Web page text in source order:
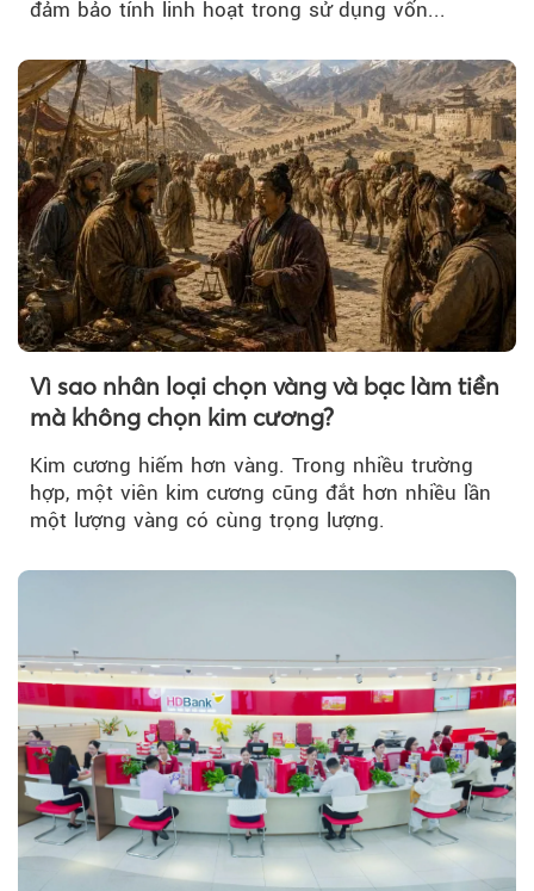
đảm bảo tính linh hoạt trong sử dụng vốn...
Vì sao nhân loại chọn vàng và bạc làm tiền
mà không chọn kim cương?
Kim cương hiếm hơn vàng. Trong nhiều trường
hợp, một viên kim cương cũng đắt hơn nhiều lần
một lượng vàng có cùng trọng lượng.